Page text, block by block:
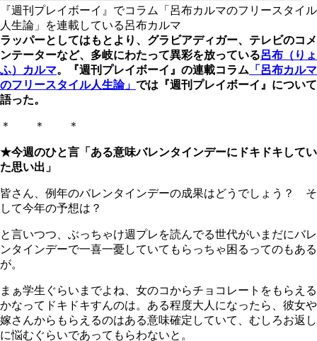
『週刊プレイボーイ』でコラム「呂布カルマのフリースタイル
人生論」を連載している呂布カルマ
ラッパーとしてはもとより、グラビアディガー、テレビのコメ
ンテーターなど、多岐にわたって異彩を放っている呂布（りょ
ふ）カルマ。『週刊プレイボーイ』の連載コラム 「呂布カルマ
のフリースタイル人生論」 では『週刊プレイボーイ』について
語った。
＊ ＊ ＊
★今週のひと言「ある意味バレンタインデーにドキドキしてい
た思い出」
皆さん、例年のバレンタインデーの成果はどうでしょう？ そ
して今年の予想は？
と言いつつ、ぶっちゃけ週プレを読んでる世代がいまだにバレ
ンタインデーで一喜一憂していてもらっちゃ困るってのもある
が。
まぁ学生ぐらいまでよね、女のコからチョコレートをもらえる
かなってドキドキすんのは。ある程度大人になったら、彼女や
嫁さんからもらえるのはある意味確定していて、むしろお返し
に悩むぐらいであってもらわないと。